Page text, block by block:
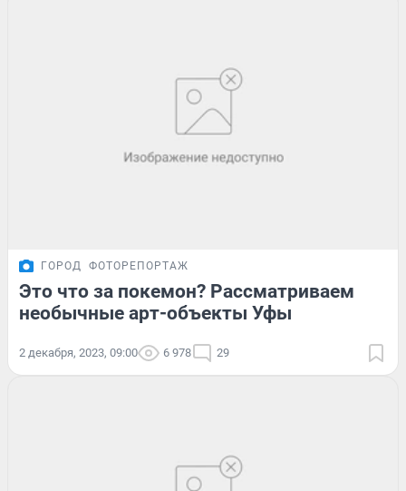
ГОРОД ФОТОРЕПОРТАЖ
Это что за покемон? Рассматриваем
необычные арт-объекты Уфы
2 декабря, 2023, 09:00 6 978 29